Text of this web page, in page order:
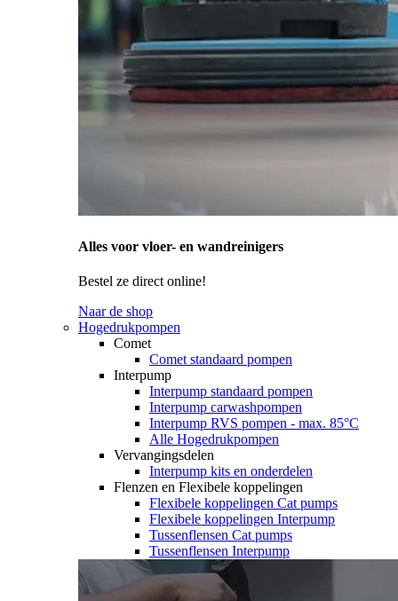
Alles voor vloer- en wandreinigers
Bestel ze direct online!
Naar de shop
Hogedrukpompen
Comet
Comet standaard pompen
Interpump
Interpump standaard pompen
Interpump carwashpompen
Interpump RVS pompen - max. 85°C
Alle Hogedrukpompen
Vervangingsdelen
Interpump kits en onderdelen
Flenzen en Flexibele koppelingen
Flexibele koppelingen Cat pumps
Flexibele koppelingen Interpump
Tussenflensen Cat pumps
Tussenflensen Interpump